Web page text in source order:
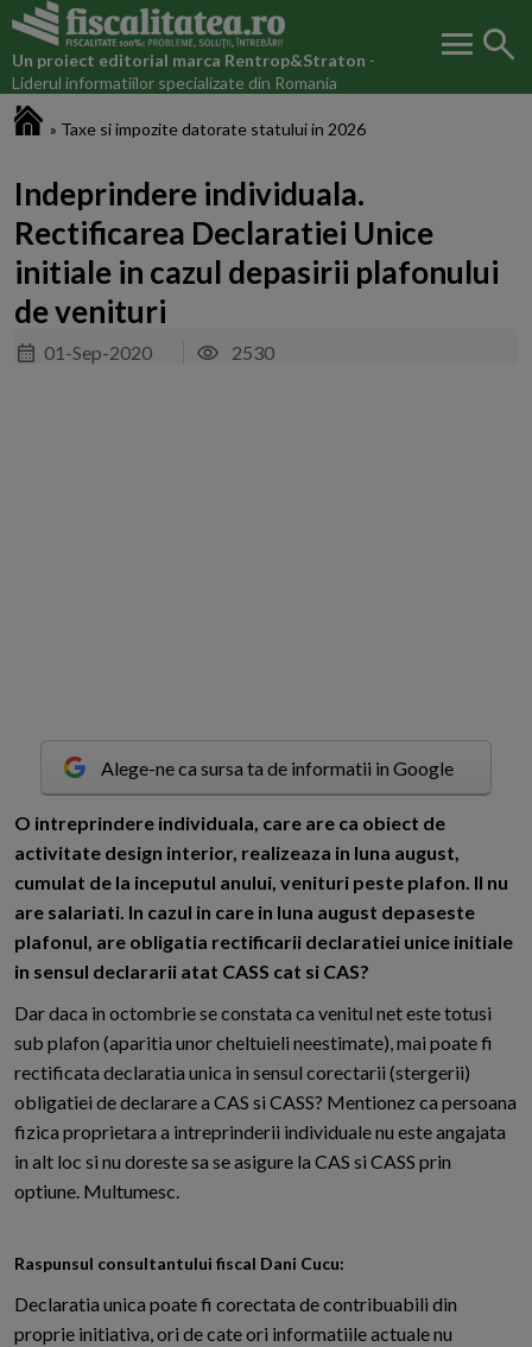
Un proiect editorial marca Rentrop&Straton -
Liderul informatiilor specializate din Romania
menu search
» Taxe si impozite datorate statului in 2026
Indeprindere individuala.
Rectificarea Declaratiei Unice
initiale in cazul depasirii plafonului
de venituri
01-Sep-2020 2530
Alege-ne ca sursa ta de informatii in Google
O intreprindere individuala, care are ca obiect de
activitate design interior, realizeaza in luna august,
cumulat de la inceputul anului, venituri peste plafon. II nu
are salariati. In cazul in care in luna august depaseste
plafonul, are obligatia rectificarii declaratiei unice initiale
in sensul declararii atat CASS cat si CAS?
Dar daca in octombrie se constata ca venitul net este totusi
sub plafon (aparitia unor cheltuieli neestimate), mai poate fi
rectificata declaratia unica in sensul corectarii (stergerii)
obligatiei de declarare a CAS si CASS? Mentionez ca persoana
fizica proprietara a intreprinderii individuale nu este angajata
in alt loc si nu doreste sa se asigure la CAS si CASS prin
optiune. Multumesc.
Raspunsul consultantului fiscal Dani Cucu:
Declaratia unica poate fi corectata de contribuabili din
proprie initiativa, ori de cate ori informatiile actuale nu